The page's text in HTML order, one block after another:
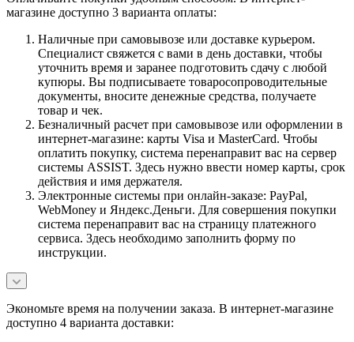
магазине доступно 3 варианта оплаты:
Наличные при самовывозе или доставке курьером.
Специалист свяжется с вами в день доставки, чтобы
уточнить время и заранее подготовить сдачу с любой
купюры. Вы подписываете товаросопроводительные
документы, вносите денежные средства, получаете
товар и чек.
Безналичный расчет при самовывозе или оформлении в
интернет-магазине: карты Visa и MasterCard. Чтобы
оплатить покупку, система перенаправит вас на сервер
системы ASSIST. Здесь нужно ввести номер карты, срок
действия и имя держателя.
Электронные системы при онлайн-заказе: PayPal,
WebMoney и Яндекс.Деньги. Для совершения покупки
система перенаправит вас на страницу платежного
сервиса. Здесь необходимо заполнить форму по
инструкции.
Экономьте время на получении заказа. В интернет-магазине
доступно 4 варианта доставки: